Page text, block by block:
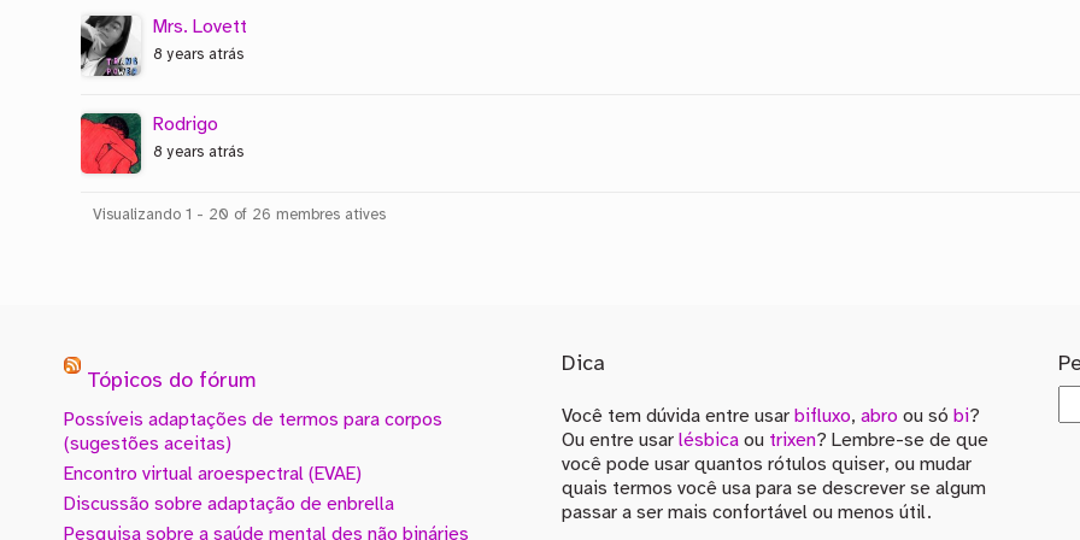
Mrs. Lovett
8 years atrás
Rodrigo
8 years atrás
Visualizando 1 - 20 of 26 membres atives
Tópicos do fórum
Possíveis adaptações de termos para corpos
(sugestões aceitas)
Encontro virtual aroespectral (EVAE)
Discussão sobre adaptação de enbrella
Pesquisa sobre a saúde mental des não bináries
Dica
Você tem dúvida entre usar bifluxo, abro ou só bi?
Ou entre usar lésbicaou trixen? Lembre-se de que
você pode usar quantos rótulos quiser, ou mudar
quais termos você usa para se descrever se algum
passar a ser mais confortável ou menos útil.